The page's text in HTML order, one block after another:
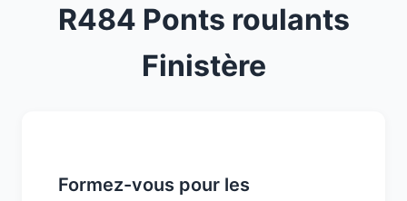
R484 Ponts roulants
Finistère
Formez-vous pour les